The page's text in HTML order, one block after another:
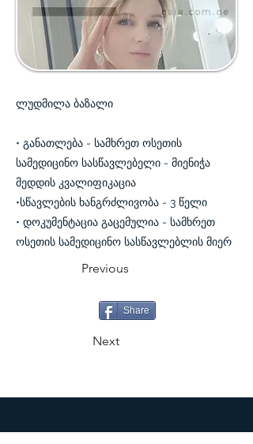
ლუდმილა ბაზალი
• განათლება - სამხრეთ ოსეთის
სამედიცინო სასწავლებელი - მიენიჭა
მედდის კვალიფიკაცია
•სწავლების ხანგრძლივობა - 3 წელი
• დოკუმენტაცია გაცემულია - სამხრეთ
ოსეთის სამედიცინო სასწავლებლის მიერ
Previous
Share
Next